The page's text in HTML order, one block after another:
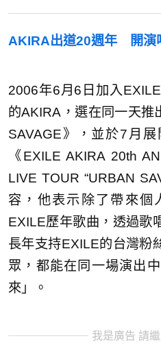
AKIRA出道20週年 開演
2006年6月6日加入
的AKIRA，選在同一天推
SAVAGE》，並於7月
《EXILE AKIRA 20th
LIVE TOUR “URBAN
容，他表示除了帶來個
EXILE歷年歌曲，透過歌
長年支持EXILE的台灣粉
眾，都能在同一場演出
來」。
我是廣告 請